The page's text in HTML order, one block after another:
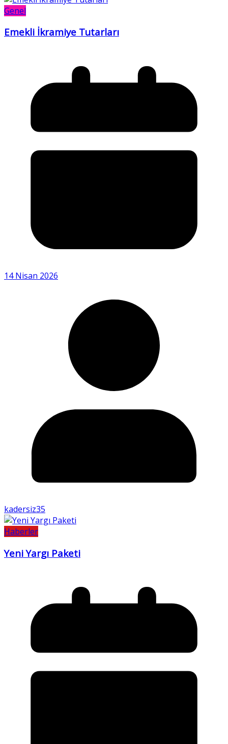
Genel
Emekli İkramiye Tutarları
14 Nisan 2026
kadersiz35
Haberler
Yeni Yargı Paketi